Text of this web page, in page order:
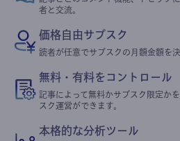
者と交流。
価格自由サブスク
読者が任意でサブスクの月額金額を
無料・有料をコントロール
記事によって無料かサブスク限定か
スク運営ができます。
本格的な分析ツール